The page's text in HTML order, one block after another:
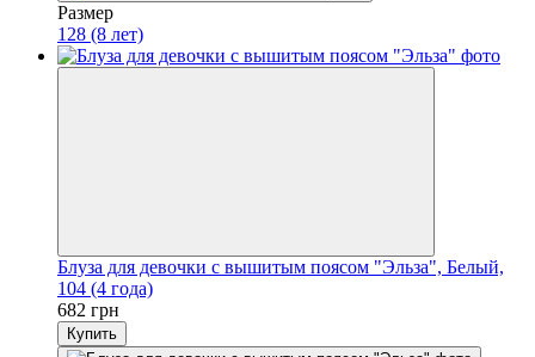
Размер
128 (8 лет)
Блуза для девочки с вышитым поясом "Эльза", Белый,
104 (4 года)
682 грн
Купить